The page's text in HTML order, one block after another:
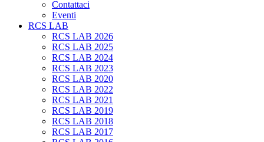
Contattaci
Eventi
RCS LAB
RCS LAB 2026
RCS LAB 2025
RCS LAB 2024
RCS LAB 2023
RCS LAB 2020
RCS LAB 2022
RCS LAB 2021
RCS LAB 2019
RCS LAB 2018
RCS LAB 2017